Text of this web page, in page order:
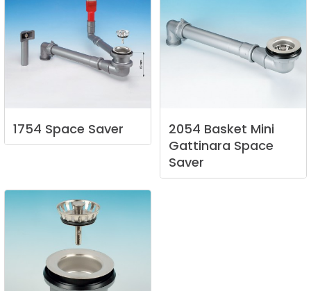
1754 Space Saver 2054 Basket Mini
Gattinara Space
Saver